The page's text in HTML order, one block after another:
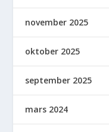
november 2025
oktober 2025
september 2025
mars 2024